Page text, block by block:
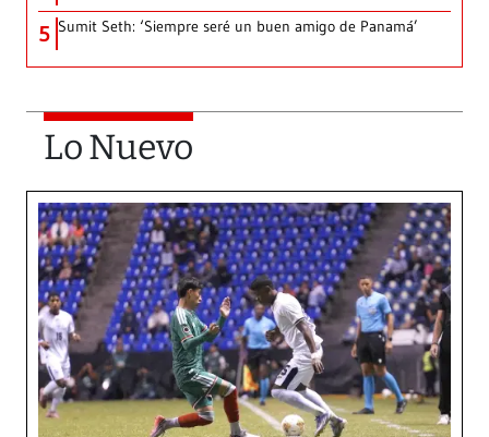
5 Sumit Seth: ‘Siempre seré un buen amigo de Panamá’
Lo Nuevo